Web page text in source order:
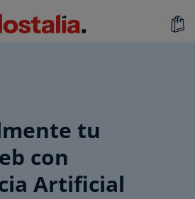
tu
con
Artificial